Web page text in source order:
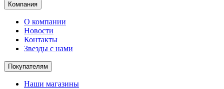
Компания
О компании
Новости
Контакты
Звезды с нами
Покупателям
Наши магазины